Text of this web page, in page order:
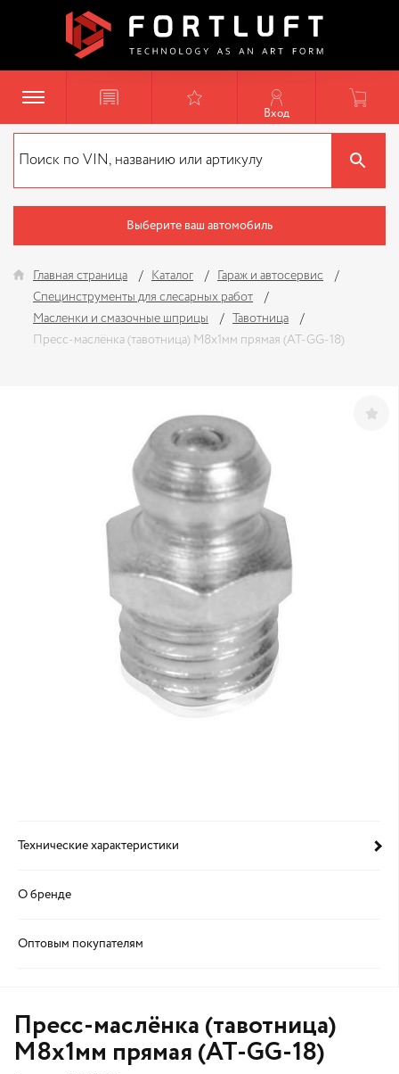
Вход
Выберите ваш автомобиль
Главная страница Каталог
Гараж и автосервис
Специнструменты для слесарных работ
Масленки и смазочные шприцы
Тавотница
Пресс-маслёнка (тавотница) М8х1мм прямая (AT-GG-18)
Технические характеристики
О бренде
Оптовым покупателям
Пресс-маслёнка (тавотница)
М8х1мм прямая (AT-GG-18)